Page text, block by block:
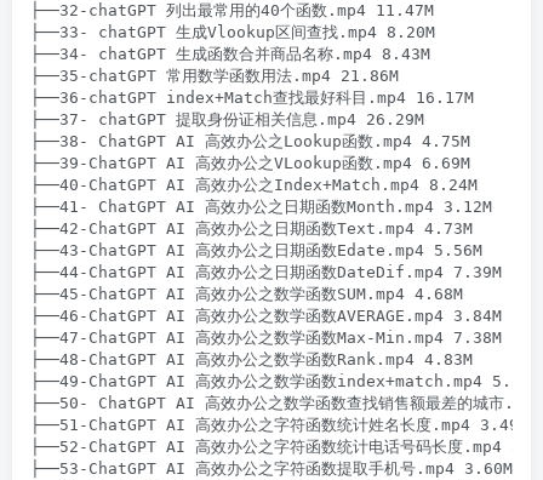
├──32-chatGPT 列出最常用的40个函数.mp4 11.47M
├──33- chatGPT 生成Vlookup区间查找.mp4 8.20M
├──34- chatGPT 生成函数合并商品名称.mp4 8.43M
├──35-chatGPT 常用数学函数用法.mp4 21.86M
├──36-chatGPT index+Match查找最好科目.mp4 16.17M
├──37- chatGPT 提取身份证相关信息.mp4 26.29M
├──38- ChatGPT AI 高效办公之Lookup函数.mp4 4.75M
├──39-ChatGPT AI 高效办公之VLookup函数.mp4 6.69M
├──40-ChatGPT AI 高效办公之Index+Match.mp4 8.24M
├──41- ChatGPT AI 高效办公之日期函数Month.mp4 3.12M
├──42-ChatGPT AI 高效办公之日期函数Text.mp4 4.73M
├──43-ChatGPT AI 高效办公之日期函数Edate.mp4 5.56M
├──44-ChatGPT AI 高效办公之日期函数DateDif.mp4 7.39M
├──45-ChatGPT AI 高效办公之数学函数SUM.mp4 4.68M
├──46-ChatGPT AI 高效办公之数学函数AVERAGE.mp4 3.84M
├──47-ChatGPT AI 高效办公之数学函数Max-Min.mp4 7.38M
├──48-ChatGPT AI 高效办公之数学函数Rank.mp4 4.83M
├──49-ChatGPT AI 高效办公之数学函数index+match.mp4 5.51M
├──50- ChatGPT AI 高效办公之数学函数查找销售额最差的城市
├──51-ChatGPT AI 高效办公之字符函数统计姓名长度.mp4 3.49M
├──52-ChatGPT AI 高效办公之字符函数统计电话号码长度.mp4
├──53-ChatGPT AI 高效办公之字符函数提取手机号.mp4 3.60M